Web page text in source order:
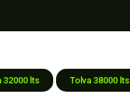
32000 lts Tolva 38000 lts